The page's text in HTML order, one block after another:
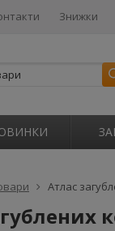
Знижки
Атлас